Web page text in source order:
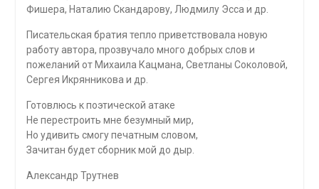
Фишера, Наталию Скандарову, Людмилу Эсса и др.
Писательская братия тепло приветствовала новую
работу автора, прозвучало много добрых слов и
пожеланий от Михаила Кацмана, Светланы Соколовой,
Сергея Икрянникова и др.
Готовлюсь к поэтической атаке
Не перестроить мне безумный мир,
Но удивить смогу печатным словом,
Зачитан будет сборник мой до дыр.
Александр Трутнев